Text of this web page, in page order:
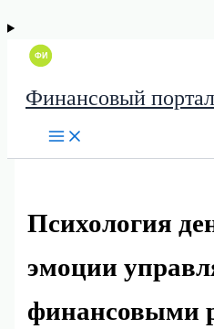
Финансовый портал
Психология
эмоции
финансовыми